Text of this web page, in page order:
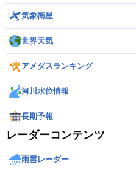
気象衛星
世界天気
アメダスランキング
河川水位情報
長期予報
レーダーコンテンツ
雨雲レーダー